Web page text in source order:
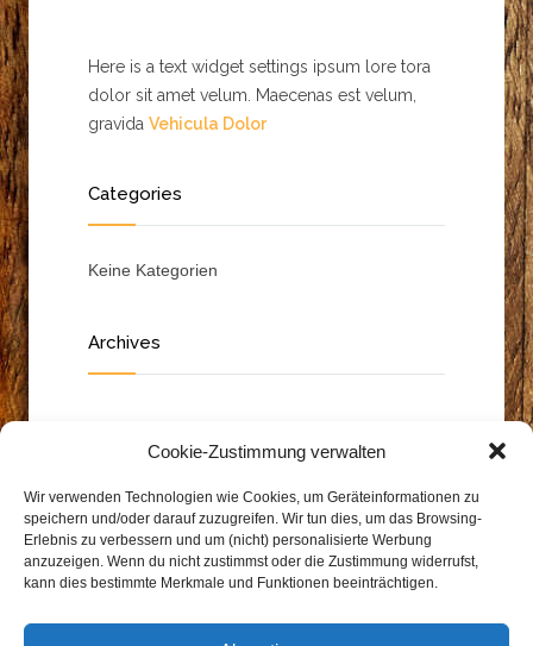
Cookie-Zustimmung verwalten
Wir verwenden Technologien wie Cookies, um Geräteinformationen zu
speichern und/oder darauf zuzugreifen. Wir tun dies, um das Browsing-
Erlebnis zu verbessern und um (nicht) personalisierte Werbung
anzuzeigen. Wenn du nicht zustimmst oder die Zustimmung widerrufst,
kann dies bestimmte Merkmale und Funktionen beeinträchtigen.
Here is a text widget settings ipsum lore tora
dolor sit amet velum. Maecenas est velum,
gravida Vehicula Dolor
Categories
Keine Kategorien
Archives